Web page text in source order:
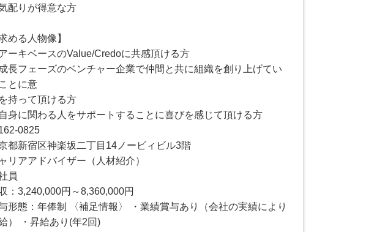
気配りが得意な方
求める人物像】
アーキベースのValue/Credoに共感頂ける方
成長フェーズのベンチャー企業で仲間と共に組織を創り上げてい
とに意
持って頂ける方
自身に関わる人をサポートすることに喜びを感じて頂ける方
0825
都新宿区神楽坂二丁目14ノービィビル3階
リアアドバイザー（人材紹介）
員
：3,240,000円～8,360,000円
形態：年俸制 〈補足情報〉 ・業績賞与あり（会社の実績により
） ・昇給あり(年2回)